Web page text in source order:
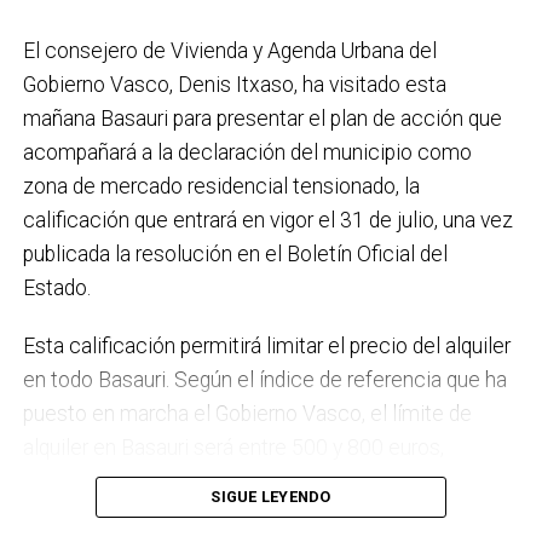
régimen de autoconsumo, que hacen de Basauri un
municipio más sostenible y preparado para el futuro.
En ese sentido, estamos trabajando en acciones de
clima y energía, entre las que destacan el diseño de
una red de refugios climáticos, junto con un Plan de
Actuación ante Episodios de Altas Temperaturas,
como las que recientemente hemos sufrido.
proyecto de lanueva haurreskola que se construirá en
Sarratu, junto a Arizko Ikastola, y que es una apuesta
por la educación pública y un elemento más de apoyo
el trabajo que desarrollamos en igualdad, con una
intensificación en la sensibilización respecto a la
El consejero de Vivienda y Agenda Urbana del
Gobierno Vasco, Denis Itxaso, ha visitado esta
mañana Basauri para presentar el plan de acción que
acompañará a la declaración del municipio como
zona de mercado residencial tensionado, la
calificación que entrará en vigor el 31 de julio, una vez
publicada la resolución en el Boletín Oficial del
Estado.
Esta calificación permitirá limitar el precio del alquiler
en todo Basauri. Según el índice de referencia que ha
puesto en marcha el Gobierno Vasco, el límite de
dependiendo de la zona y de las características de la
vivienda. Los interesados pueden consultar el límite
SIGUE LEYENDO